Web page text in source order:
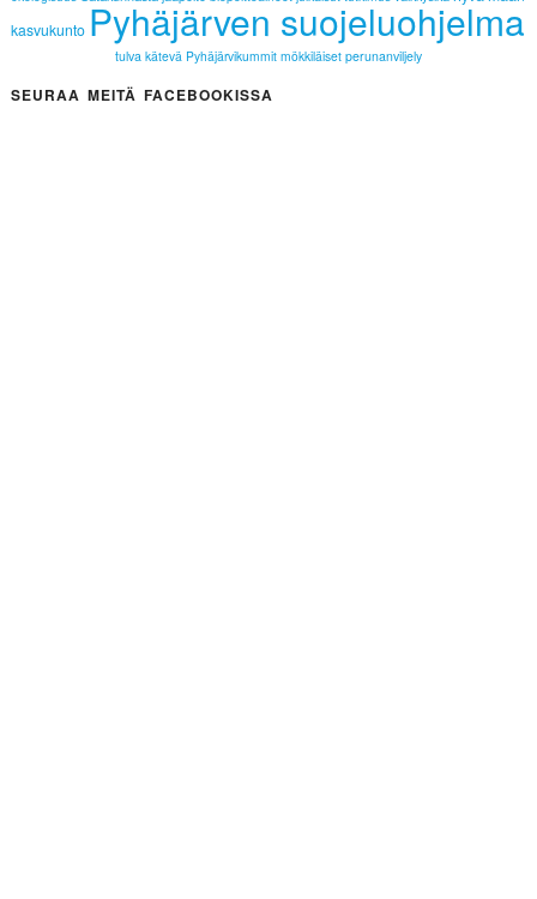
kasvukunto Pyhäjärven suojeluohjelma
tulva kätevä Pyhäjärvikummit mökkiläiset perunanviljely
SEURAA MEITÄ FACEBOOKISSA